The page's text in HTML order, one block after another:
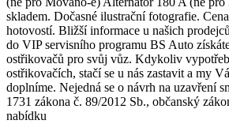
skladem. Dočasné ilustrační fotografie.
hotovostí. Bližší informace u našich
do VIP servisního programu BS Auto
ostřikovačů pro svůj vůz. Kdykoliv
ostřikovačích, stačí se u nás zastavit a my
doplníme. Nejedná se o návrh na uzavření
1731 zákona č. 89/2012 Sb., občanský
nabídku